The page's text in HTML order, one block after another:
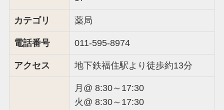
カテゴリ 薬局
電話番号 011-595-8974
アクセス 地下鉄福住駅より徒歩約13分
月@ 8:30～17:30
火@ 8:30～17:30